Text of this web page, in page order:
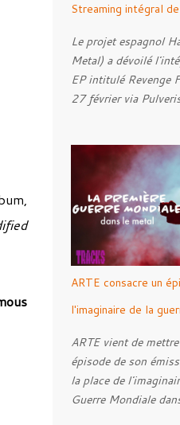
Streaming intégral
Le projet espagnol
Metal) a dévoilé
EP intitulé Revenge
27 février via
et mixé par Santi et
par Luxi Lahtinen.
Grave 02. The
Somber Night 04.
Vile 05. Revenge
Sense Of Fear
ARTE consacre un
l'imaginaire de la
ARTE vient de
épisode de son
la place de
Guerre Mondiale